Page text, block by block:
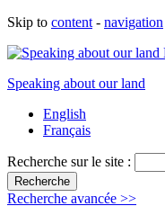
Skip to content - navigation
Speaking about our land
English
Français
Recherche sur le site :
Recherche avancée >>